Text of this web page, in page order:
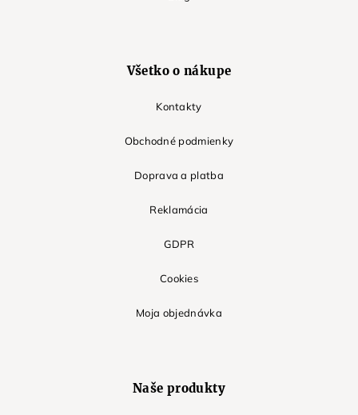
Všetko o nákupe
Kontakty
Obchodné podmienky
Doprava a platba
Reklamácia
GDPR
Cookies
Moja objednávka
Naše produkty